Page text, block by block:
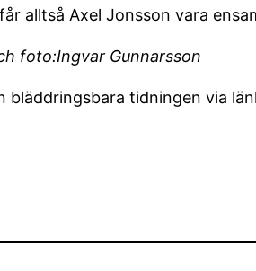
alltså Axel Jonsson vara
foto:Ingvar Gunnarsson
bläddringsbara tidningen via